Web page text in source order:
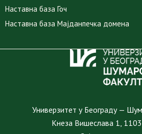
Наставна база Гоч
Наставна база Мајданпечка домена
Универзитет у Београду —
Кнеза Вишеслава 1,